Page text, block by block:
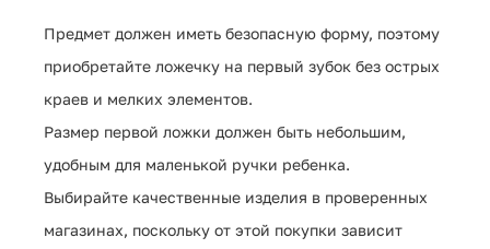
Предмет должен иметь безопасную форму, поэтому
приобретайте ложечку на первый зубок без острых
краев и мелких элементов.
Размер первой ложки должен быть небольшим,
удобным для маленькой ручки ребенка.
Выбирайте качественные изделия в проверенных
магазинах, поскольку от этой покупки зависит